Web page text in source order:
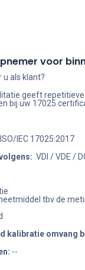
voor
u als klant?
geeft
bij uw 17025
ISO/IEC 17025:2017
VDI / VDE /
tbv de
kalibratie omvang
--